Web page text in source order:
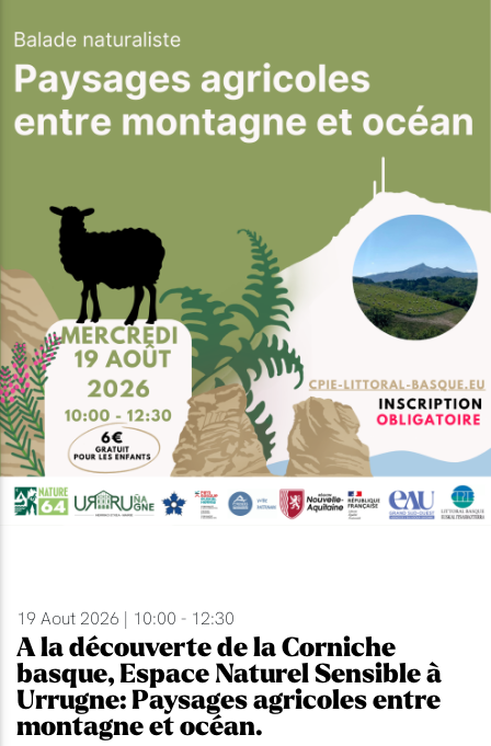
19 Aout 2026 | 10:00 - 12:30
A la découverte de la Corniche
basque, Espace Naturel Sensible à
Urrugne: Paysages agricoles entre
montagne et océan.